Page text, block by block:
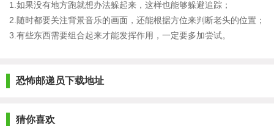
1.如果没有地方跑就想办法躲起来，这样也能够躲避追踪；
2.随时都要关注背景音乐的画面，还能根据方位来判断老头的位置；
3.有些东西需要组合起来才能发挥作用，一定要多加尝试。
恐怖邮递员下载地址
猜你喜欢